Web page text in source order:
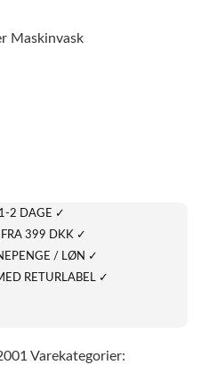
Maskinvask
2 DAGE ✓
FRA 399 DKK ✓
/ LØN ✓
RETURLABEL ✓
Varekategorier: